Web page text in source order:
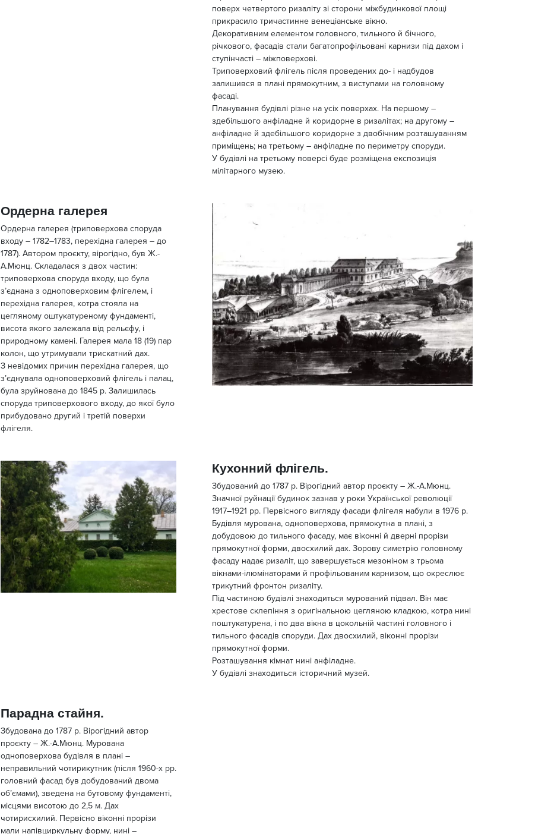
поверх четвертого ризаліту зі сторони міжбудинкової площі
прикрасило тричастинне венеціанське вікно.
Декоративним елементом головного, тильного й бічного,
річкового, фасадів стали багатопрофільовані карнизи під дахом і
ступінчасті – міжповерхові.
Триповерховий флігель після проведених до- і надбудов
залишився в плані прямокутним, з виступами на головному
фасаді.
Планування будівлі різне на усіх поверхах. На першому –
здебільшого анфіладне й коридорне в ризалітах; на другому –
анфіладне й здебільшого коридорне з двобічним розташуванням
приміщень; на третьому – анфіладне по периметру споруди.
У будівлі на третьому поверсі буде розміщена експозиція
мілітарного музею.
Ордерна галерея
Ордерна галерея (триповерхова споруда
входу – 1782–1783, перехідна галерея – до
1787). Автором проєкту, вірогідно, був Ж.-
А.Мюнц. Складалася з двох частин:
триповерхова споруда входу, що була
з’єднана з одноповерховим флігелем, і
перехідна галерея, котра стояла на
цегляному оштукатуреному фундаменті,
висота якого залежала від рельєфу, і
природному камені. Галерея мала 18 (19) пар
колон, що утримували трискатний дах.
З невідомих причин перехідна галерея, що
з’єднувала одноповерховий флігель і палац,
була зруйнована до 1845 р. Залишилась
споруда триповерхового входу, до якої було
прибудовано другий і третій поверхи
флігеля.
Кухонний флігель.
Збудований до 1787 р. Вірогідний автор проєкту – Ж.-А.Мюнц.
Значної руйнації будинок зазнав у роки Української революції
1917–1921 рр. Первісного вигляду фасади флігеля набули в 1976 р.
Будівля мурована, одноповерхова, прямокутна в плані, з
добудовою до тильного фасаду, має віконні й дверні прорізи
прямокутної форми, двосхилий дах. Зорову симетрію головному
фасаду надає ризаліт, що завершується мезоніном з трьома
вікнами-ілюмінаторами й профільованим карнизом, що окреслює
трикутний фронтон ризаліту.
Під частиною будівлі знаходиться мурований підвал. Він має
хрестове склепіння з оригінальною цегляною кладкою, котра нині
поштукатурена, і по два вікна в цокольній частині головного і
тильного фасадів споруди. Дах двосхилий, віконні прорізи
прямокутної форми.
Розташування кімнат нині анфіладне.
У будівлі знаходиться історичний музей.
Парадна стайня.
Збудована до 1787 р. Вірогідний автор
проєкту – Ж.-А.Мюнц. Мурована
одноповерхова будівля в плані –
неправильний чотирикутник (після 1960-х рр.
головний фасад був добудований двома
об’ємами), зведена на бутовому фундаменті,
місцями висотою до 2,5 м. Дах
чотирисхилий. Первісно віконні прорізи
мали напівциркульну форму, нині –